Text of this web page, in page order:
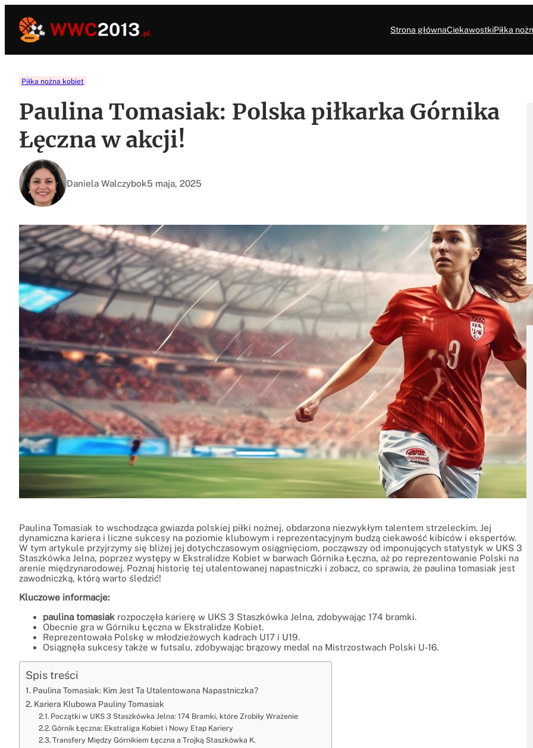
treści
Strona głównaCiekawostkiPiłka
Piłka nożna kobiet
Paulina Tomasiak: Polska piłkarka Górnika
Łęczna w akcji!
Daniela Walczybok5 maja, 2025
Paulina Tomasiak to wschodząca gwiazda polskiej piłki nożnej, obdarzona niezwykłym talentem strzeleckim. Jej
dynamiczna kariera i liczne sukcesy na poziomie klubowym i reprezentacyjnym budzą ciekawość kibiców i ekspertów.
W tym artykule przyjrzymy się bliżej jej dotychczasowym osiągnięciom, począwszy od imponujących statystyk w UKS 3
Staszkówka Jelna, poprzez występy w Ekstralidze Kobiet w barwach Górnika Łęczna, aż po reprezentowanie Polski na
arenie międzynarodowej. Poznaj historię tej utalentowanej napastniczki i zobacz, co sprawia, że paulina tomasiak jest
zawodniczką, którą warto śledzić!
Kluczowe informacje:
paulina tomasiak rozpoczęła karierę w UKS 3 Staszkówka Jelna, zdobywając 174 bramki.
Obecnie gra w Górniku Łęczna w Ekstralidze Kobiet.
Reprezentowała Polskę w młodzieżowych kadrach U17 i U19.
Osiągnęła sukcesy także w futsalu, zdobywając brązowy medal na Mistrzostwach Polski U-16.
Spis treści
Paulina Tomasiak: Kim Jest Ta Utalentowana Napastniczka?
Kariera Klubowa Pauliny Tomasiak
Początki w UKS 3 Staszkówka Jelna: 174 Bramki, które Zrobiły Wrażenie
Górnik Łęczna: Ekstraliga Kobiet i Nowy Etap Kariery
Transfery Między Górnikiem Łęczna a Trojką Staszkówka K.